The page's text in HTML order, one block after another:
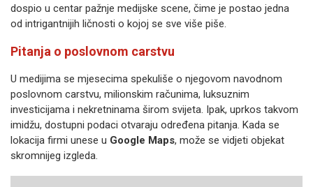
dospio u centar pažnje medijske scene, čime je postao jedna
od intrigantnijih ličnosti o kojoj se sve više piše.
Pitanja o poslovnom carstvu
U medijima se mjesecima spekuliše o njegovom navodnom
poslovnom carstvu, milionskim računima, luksuznim
investicijama i nekretninama širom svijeta. Ipak, uprkos takvom
imidžu, dostupni podaci otvaraju određena pitanja. Kada se
lokacija firmi unese u Google Maps, može se vidjeti objekat
skromnijeg izgleda.